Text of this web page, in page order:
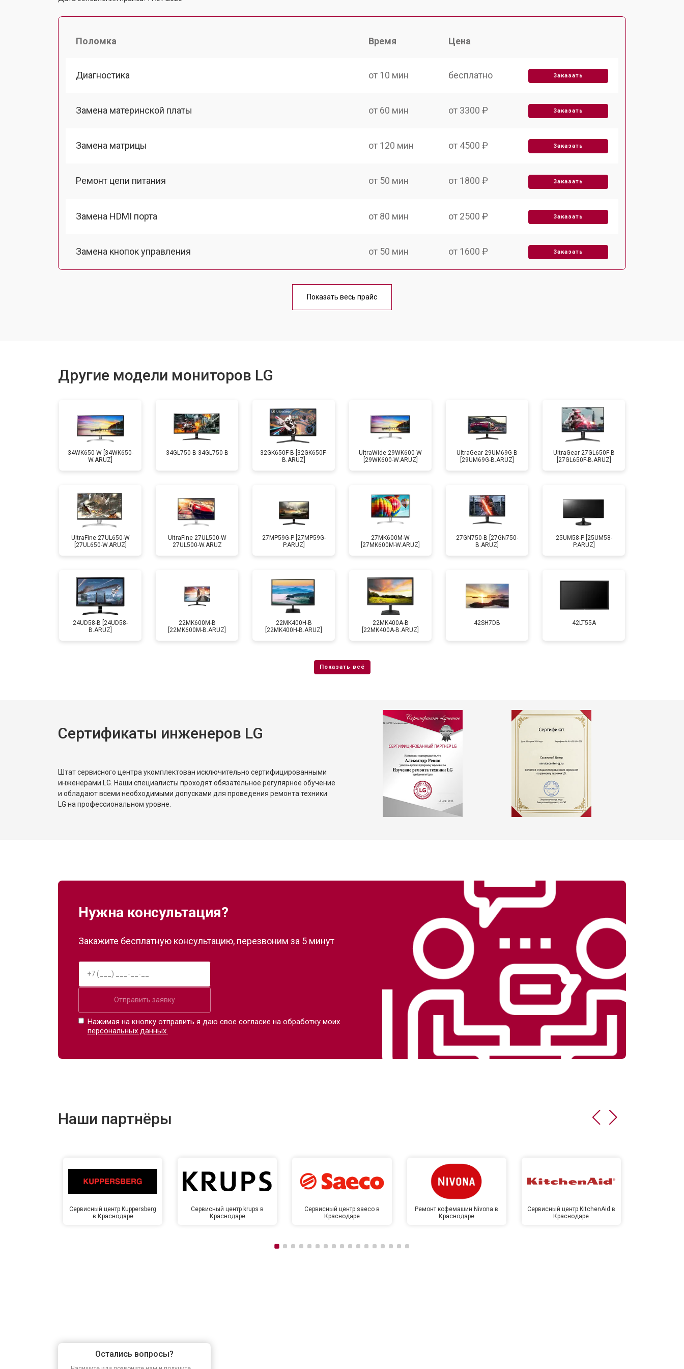
Поломка Время Цена
Диагностика от 10 мин бесплатно Заказать
Замена материнской платы от 60 мин от 3300 ₽ Заказать
Замена матрицы от 120 мин от 4500 ₽ Заказать
Ремонт цепи питания от 50 мин от 1800 ₽ Заказать
Замена HDMI порта от 80 мин от 2500 ₽ Заказать
Замена кнопок управления от 50 мин от 1600 ₽ Заказать
от 80 мин
Показать весь прайс
Другие модели мониторов LG
34WK650-W [34WK650-
W.ARUZ]
34GL750-B 34GL750-B
32GK650F-B [32GK650F-
B.ARUZ]
UltraWide 29WK600-W
[29WK600-W.ARUZ]
UltraGear 29UM69G-B
[29UM69G-B.ARUZ]
UltraGear 27GL650F-B
[27GL650F-B.ARUZ]
UltraFine 27UL650-W
[27UL650-W.ARUZ]
UltraFine 27UL500-W
27UL500-W.ARUZ
27MP59G-P [27MP59G-
P.ARUZ]
27MK600M-W
[27MK600M-W.ARUZ]
27GN750-B [27GN750-
B.ARUZ]
25UM58-P [25UM58-
P.ARUZ]
24UD58-B [24UD58-
B.ARUZ]
22MK600M-B
[22MK600M-B.ARUZ]
22MK400H-B
[22MK400H-B.ARUZ]
22MK400A-B
[22MK400A-B.ARUZ]
42SH7DB 42LT55A
Сертификаты инженеров LG
Штат сервисного центра укомплектован исключительно сертифицированными
инженерами LG. Наши специалисты проходят обязательное регулярное обучение
и обладают всеми необходимыми допусками для проведения ремонта техники
LG на профессиональном уровне.
Нужна консультация?
Закажите бесплатную консультацию, перезвоним за 5 минут
Отправить заявку
Нажимая на кнопку отправить я даю свое согласие на обработку моих
персональных данных.
Наши партнёры
Сервисный центр Kuppersberg
в Краснодаре
Сервисный центр krups в
Краснодаре
Сервисный центр saeco в
Краснодаре
Ремонт кофемашин Nivona в
Краснодаре
Сервисный центр KitchenAid в
Краснодаре
Остались вопросы?